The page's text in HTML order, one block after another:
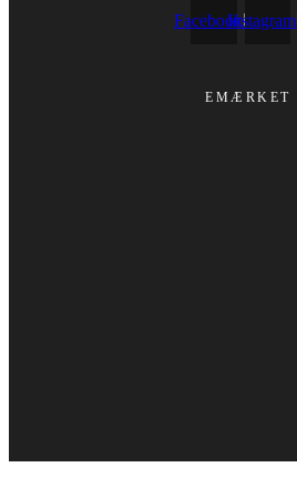
FacebookInstagram
EMÆRKET